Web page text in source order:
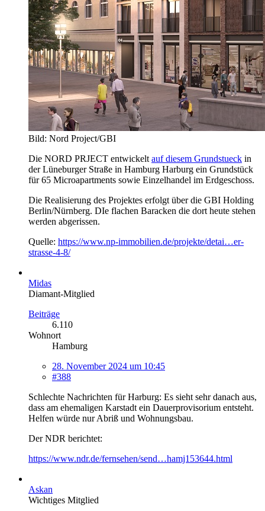
Bild: Nord Project/GBI
Die NORD PRJECT entwickelt auf diesem Grundstueck in
der Lüneburger Straße in Hamburg Harburg ein Grundstück
für 65 Microapartments sowie Einzelhandel im Erdgeschoss.
Die Realisierung des Projektes erfolgt über die GBI Holding
Berlin/Nürnberg. DIe flachen Baracken die dort heute stehen
werden abgerissen.
Quelle: https://www.np-immobilien.de/projekte/detai…er-
strasse-4-8/
Midas
Diamant-Mitglied
Beiträge
6.110
Wohnort
Hamburg
28. November 2024 um 10:45
#388
Schlechte Nachrichten für Harburg: Es sieht sehr danach aus,
dass am ehemaligen Karstadt ein Dauerprovisorium entsteht.
Helfen würde nur Abriß und Wohnungsbau.
Der NDR berichtet:
https://www.ndr.de/fernsehen/send…hamj153644.html
Askan
Wichtiges Mitglied